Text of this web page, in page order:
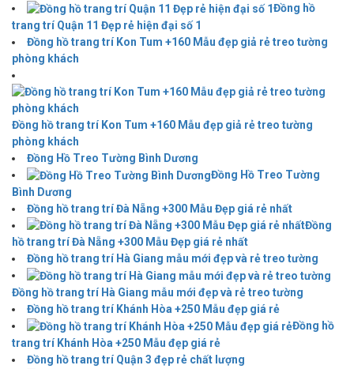
Đồng hồ
trang trí Quận 11 Đẹp rẻ hiện đại số 1
Đồng hồ trang trí Kon Tum +160 Mẫu đẹp giả rẻ treo tường
phòng khách
Đồng hồ trang trí Kon Tum +160 Mẫu đẹp giả rẻ treo tường
phòng khách
Đồng Hồ Treo Tường Bình Dương
Đồng Hồ Treo Tường
Bình Dương
Đồng hồ trang trí Đà Nẵng +300 Mẫu Đẹp giá rẻ nhất
Đồng
hồ trang trí Đà Nẵng +300 Mẫu Đẹp giá rẻ nhất
Đồng hồ trang trí Hà Giang mẫu mới đẹp và rẻ treo tường
Đồng hồ trang trí Hà Giang mẫu mới đẹp và rẻ treo tường
Đồng hồ trang trí Khánh Hòa +250 Mẫu đẹp giá rẻ
Đồng hồ
trang trí Khánh Hòa +250 Mẫu đẹp giá rẻ
Đồng hồ trang trí Quận 3 đẹp rẻ chất lượng